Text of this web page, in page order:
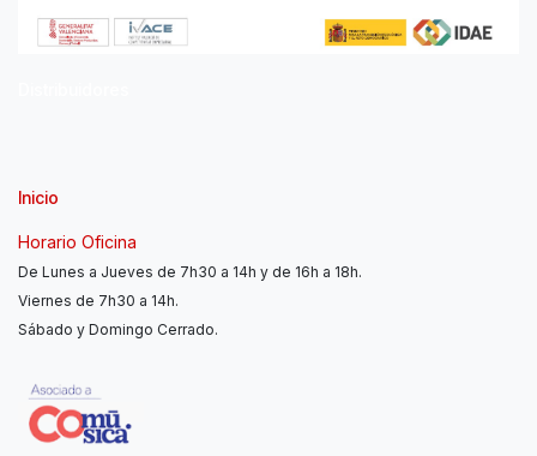
Inicio
Horario Oficina
De Lunes a Jueves de 7h30 a 14h y de 16h a 18h.
Viernes de 7h30 a 14h.
Sábado y Domingo Cerrado.